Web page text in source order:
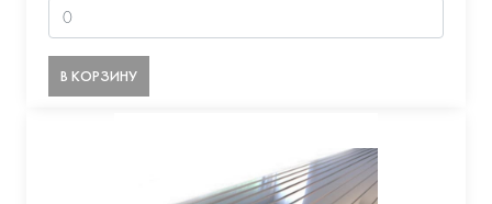
В КОРЗИНУ